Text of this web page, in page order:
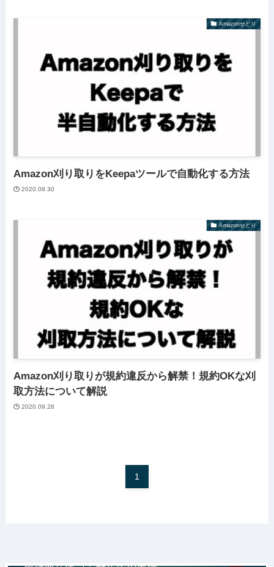
Amazonせどり
Amazon刈り取りをKeepaツールで自動化する方法
2020.09.30
Amazonせどり
Amazon刈り取りが規約違反から解禁！規約OKな刈
取方法について解説
2020.09.28
1